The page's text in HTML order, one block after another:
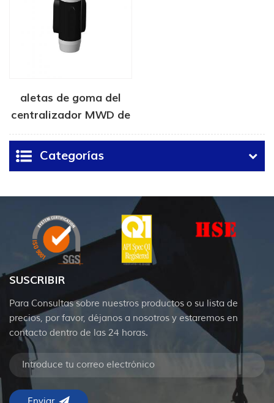
aletas de goma del
centralizador MWD de
fondo de pozo
Categorías
SUSCRIBIR
Para Consultas sobre nuestros productos o su lista de
precios, por favor, déjanos a nosotros y estaremos en
contacto dentro de las 24 horas.